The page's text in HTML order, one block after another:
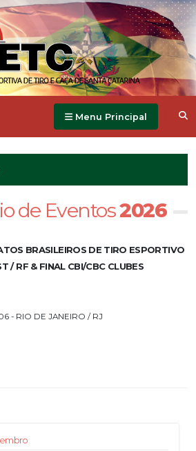
Menu Principal
de Eventos2026
BRASILEIROS DE TIRO ESPORTIVO
/ RF & FINAL CBI/CBC CLUBES
- RIO DE JANEIRO / RJ